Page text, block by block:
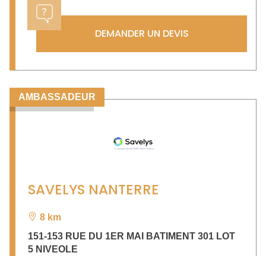
DEMANDER UN DEVIS
AMBASSADEUR
SAVELYS NANTERRE
8 km
151-153 RUE DU 1ER MAI BATIMENT 301 LOT
5 NIVEOLE